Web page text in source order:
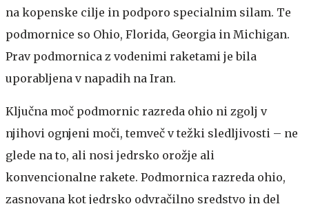
na kopenske cilje in podporo specialnim silam. Te
podmornice so Ohio, Florida, Georgia in Michigan.
Prav podmornica z vodenimi raketami je bila
uporabljena v napadih na Iran.
Ključna moč podmornic razreda ohio ni zgolj v
njihovi ognjeni moči, temveč v težki sledljivosti – ne
glede na to, ali nosi jedrsko orožje ali
konvencionalne rakete. Podmornica razreda ohio,
zasnovana kot jedrsko odvračilno sredstvo in del